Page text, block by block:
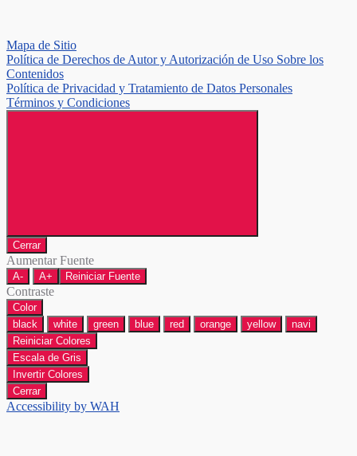
Mapa de Sitio
Política de Derechos de Autor y Autorización de Uso Sobre los
Contenidos
Política de Privacidad y Tratamiento de Datos Personales
Términos y Condiciones
Cerrar
Aumentar Fuente
A- A+ Reiniciar Fuente
Contraste
Color
black
white green blue red orange yellow
navi
Reiniciar Colores
Escala de Gris
Invertir Colores
Cerrar
Accessibility by WAH